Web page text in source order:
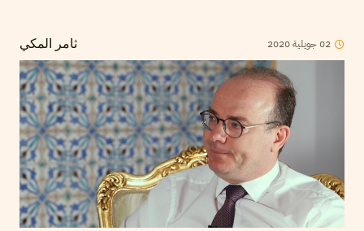
ثامر المكي 02جويلية2020